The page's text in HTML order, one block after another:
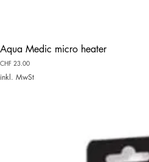
Aqua Medic micro heater
Preis
CHF 23.00
inkl. MwSt